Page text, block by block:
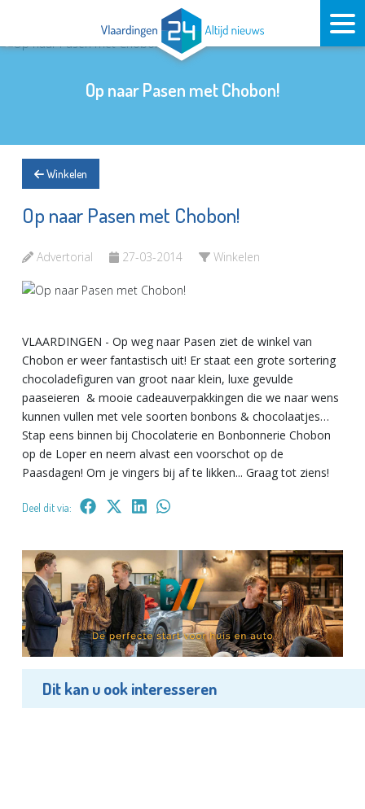
Op naar Pasen met Chobon!
Winkelen
Op naar Pasen met Chobon!
Advertorial 27-03-2014 Winkelen
VLAARDINGEN - Op weg naar Pasen ziet de winkel van
Chobon er weer fantastisch uit! Er staat een grote sortering
chocoladefiguren van groot naar klein, luxe gevulde
paaseieren & mooie cadeauverpakkingen die we naar wens
kunnen vullen met vele soorten bonbons & chocolaatjes…
Stap eens binnen bij Chocolaterie en Bonbonnerie Chobon
op de Loper en neem alvast een voorschot op de
Paasdagen! Om je vingers bij af te likken... Graag tot ziens!
Deel dit via:
Dit kan u ook interesseren